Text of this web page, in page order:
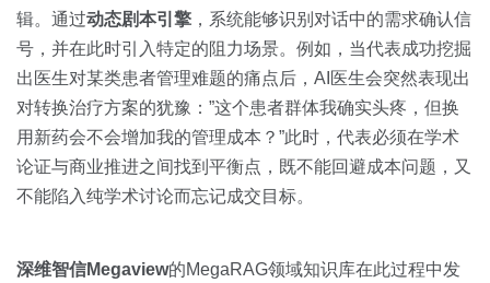
辑。通过动态剧本引擎 ，系统能够识别对话中的需求确认信
号，并在此时引入特定的阻力场景。例如，当代表成功挖掘
出医生对某类患者管理难题的痛点后，AI医生会突然表现出
对转换治疗方案的犹豫：”这个患者群体我确实头疼，但换
用新药会不会增加我的管理成本？”此时，代表必须在学术
论证与商业推进之间找到平衡点，既不能回避成本问题，又
不能陷入纯学术讨论而忘记成交目标。
深维智信Megaview的MegaRAG领域知识库在此过程中发